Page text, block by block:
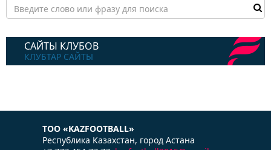
САЙТЫ КЛУБОВ
КЛУБТАР САЙТЫ
ТОО «KAZFOOTBALL»
Республика Казаxстан, город Астана